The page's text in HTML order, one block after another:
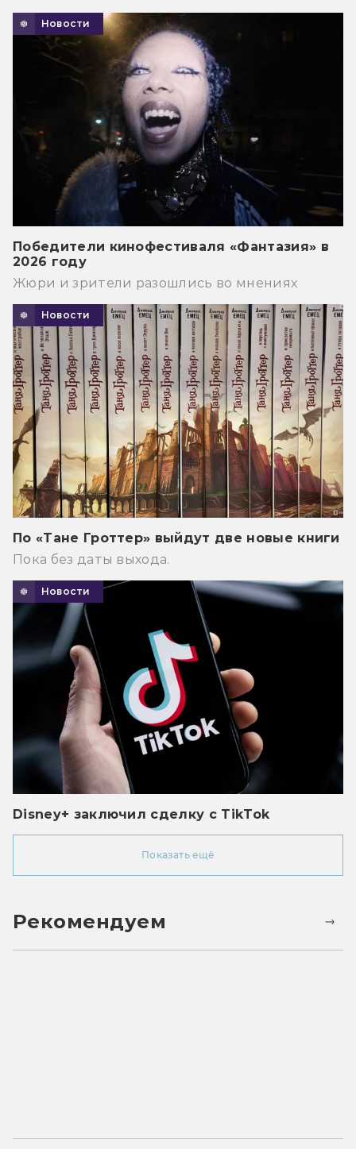
Новости
Победители кинофестиваля «Фантазия» в
2026 году
Жюри и зрители разошлись во мнениях
Новости
По «Тане Гроттер» выйдут две новые книги
Пока без даты выхода.
Новости
Disney+ заключил сделку с TikTok
Показать ещё
Рекомендуем